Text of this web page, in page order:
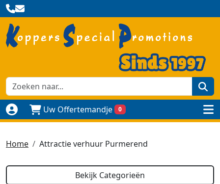
Naar login paginaUw Offertemandje 0
Home Attractie verhuur Purmerend
Bekijk Categorieën